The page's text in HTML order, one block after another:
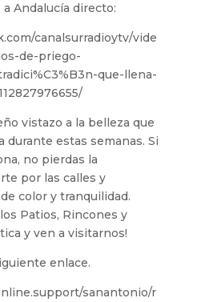
Andalucía directo:
canalsurradioytv/vide
de-priego-
que-llena-
vistazo a la belleza que
durante estas semanas. Si
no pierdas la
por las calles y
color y tranquilidad.
Patios, Rincones y
y ven a visitarnos!
enlace.
sanantonio/r